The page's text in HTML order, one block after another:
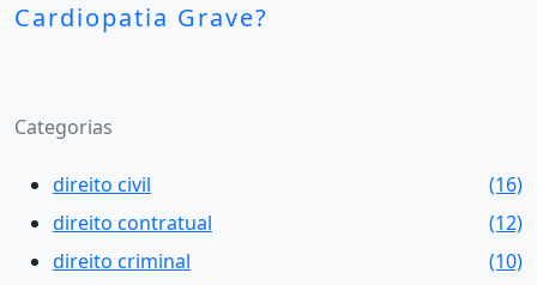
Cardiopatia Grave?
Categorias
direito civil
(16)
direito contratual
(12)
direito criminal
(10)